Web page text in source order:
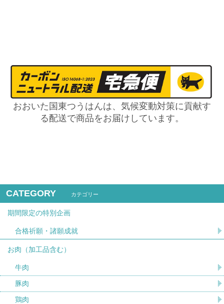
おおいた国東つうはんは、気候変動対策に貢献す
る配送で商品をお届けしています。
CATEGORY カテゴリー
期間限定の特別企画
合格祈願・諸願成就
お肉（加工品含む）
牛肉
豚肉
鶏肉